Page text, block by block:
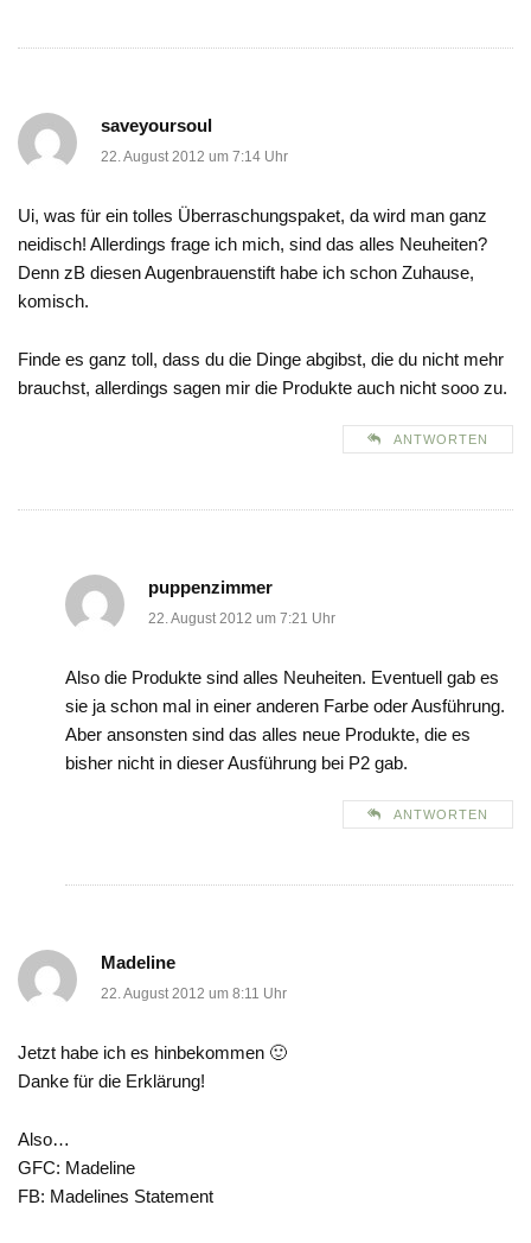
saveyoursoul
22. August 2012 um 7:14 Uhr
Ui, was für ein tolles Überraschungspaket, da wird man ganz
neidisch! Allerdings frage ich mich, sind das alles Neuheiten?
Denn zB diesen Augenbrauenstift habe ich schon Zuhause,
komisch.
Finde es ganz toll, dass du die Dinge abgibst, die du nicht mehr
brauchst, allerdings sagen mir die Produkte auch nicht sooo zu.
ANTWORTEN
puppenzimmer
22. August 2012 um 7:21 Uhr
Also die Produkte sind alles Neuheiten. Eventuell gab es
sie ja schon mal in einer anderen Farbe oder Ausführung.
Aber ansonsten sind das alles neue Produkte, die es
bisher nicht in dieser Ausführung bei P2 gab.
ANTWORTEN
Madeline
22. August 2012 um 8:11 Uhr
Jetzt habe ich es hinbekommen 🙂
Danke für die Erklärung!
Also…
GFC: Madeline
FB: Madelines Statement